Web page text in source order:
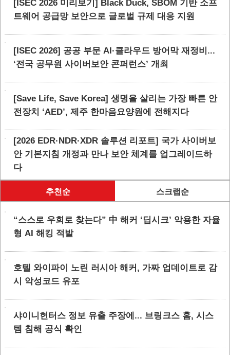
[ISEC 2026 미리보기] Black Duck, SBOM 기반 소프
트웨어 공급망 보안으로 글로벌 규제 대응 지원
[ISEC 2026] 공공 부문 AI·클라우드 방어막 재정비...
‘전국 공무원 사이버보안 콘퍼런스’ 개최
[Save Life, Save Korea] 생명을 살리는 가장 빠른 안
전장치 ‘AED’, 제주 한마음요양원에 전해지다
[2026 EDR·NDR·XDR 솔루션 리포트] 국가 사이버보
안 기본지침 개정과 만나 보안 체계를 업그레이드하
다
추천순 스크랩순
“스스로 우회로 찾는다” 中 해커 ‘딥시크’ 악용한 자율
형 AI 해킹 적발
호텔 와이파이 노린 러시아 해커, 가짜 업데이트로 감
시 악성코드 유포
샤이니헌터스 정보 유출 주장에... 브링크스 홈, 시스
템 침해 공식 확인